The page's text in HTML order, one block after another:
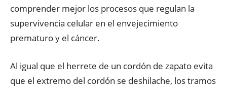
comprender mejor los procesos que regulan la
supervivencia celular en el envejecimiento
prematuro y el cáncer.
Al igual que el herrete de un cordón de zapato evita
que el extremo del cordón se deshilache, los tramos